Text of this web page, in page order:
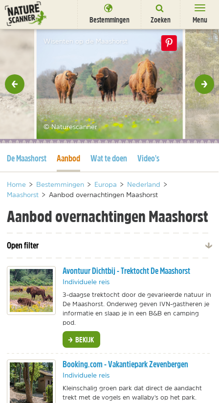
Ga
naar
content
Bestemmingen Zoeken Menu
Bestemmingen
Activiteiten
Natuurparken
Nieuwsbrief Uitgelicht
Wisenten op de Maashorst
© Naturescanner
Huidige pagina
De Maashorst Huidige pagina
Aanbod Wat te doen Video's
Home > Bestemmingen > Europa > Nederland
>
Maashorst > Aanbod overnachtingen Maashorst
Aanbod overnachtingen Maashorst
Open filter
Avontuur Dichtbij - Trektocht De Maashorst
Individuele reis
3-daagse trektocht door de gevarieerde natuur in
De Maashorst. Onderweg geven IVN-gastheren je
informatie en slaap je in een B&B en camping
pod.
BEKIJK
Booking.com - Vakantiepark Zevenbergen
Individuele reis
Kleinschalig groen park dat direct de aandacht
trekt met de vogels en wallaby's op het park.